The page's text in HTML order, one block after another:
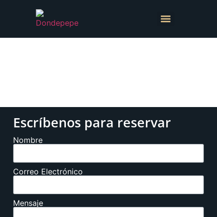
Escríbenos para reservar
Nombre
Correo Electrónico
Mensaje